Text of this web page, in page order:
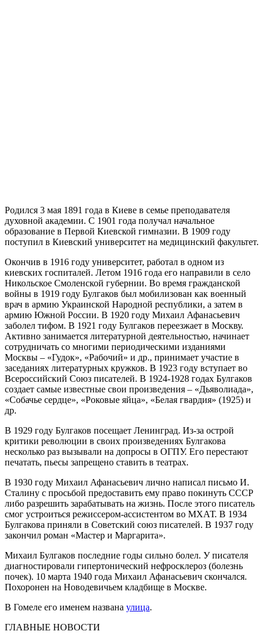
Родился 3 мая 1891 года в Киеве в семье преподавателя
духовной академии. С 1901 года получал начальное
образование в Первой Киевской гимназии. В 1909 году
поступил в Киевский университет на медицинский факультет.
Окончив в 1916 году университет, работал в одном из
киевских госпиталей. Летом 1916 года его направили в село
Никольское Смоленской губернии. Во время гражданской
войны в 1919 году Булгаков был мобилизован как военный
врач в армию Украинской Народной республики, а затем в
армию Южной России. В 1920 году Михаил Афанасьевич
заболел тифом. В 1921 году Булгаков переезжает в Москву.
Активно занимается литературной деятельностью, начинает
сотрудничать со многими периодическими изданиями
Москвы – «Гудок», «Рабочий» и др., принимает участие в
заседаниях литературных кружков. В 1923 году вступает во
Всероссийский Союз писателей. В 1924-1928 годах Булгаков
создает самые известные свои произведения – «Дьяволиада»,
«Собачье сердце», «Роковые яйца», «Белая гвардия» (1925) и
др.
В 1929 году Булгаков посещает Ленинград. Из-за острой
критики революции в своих произведениях Булгакова
несколько раз вызывали на допросы в ОГПУ. Его перестают
печатать, пьесы запрещено ставить в театрах.
В 1930 году Михаил Афанасьевич лично написал письмо И.
Сталину с просьбой предоставить ему право покинуть СССР
либо разрешить зарабатывать на жизнь. После этого писатель
смог устроиться режиссером-ассистентом во МХАТ. В 1934
Булгакова приняли в Советский союз писателей. В 1937 году
закончил роман «Мастер и Маргарита».
Михаил Булгаков последние годы сильно болел. У писателя
диагностировали гипертонический нефросклероз (болезнь
почек). 10 марта 1940 года Михаил Афанасьевич скончался.
Похоронен на Новодевичьем кладбище в Москве.
В Гомеле его именем названа улица.
ГЛАВНЫЕ НОВОСТИ